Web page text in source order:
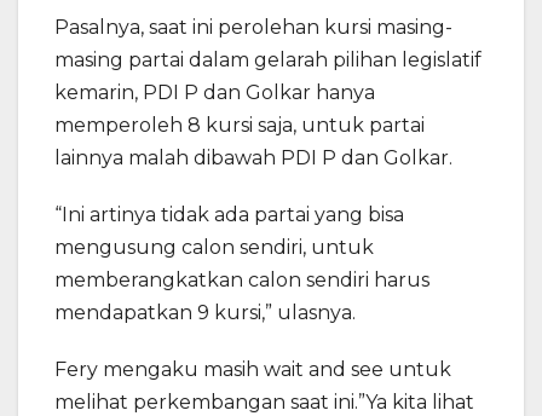
Pasalnya, saat ini perolehan kursi masing-
masing partai dalam gelarah pilihan legislatif
kemarin, PDI P dan Golkar hanya
memperoleh 8 kursi saja, untuk partai
lainnya malah dibawah PDI P dan Golkar.
“Ini artinya tidak ada partai yang bisa
mengusung calon sendiri, untuk
memberangkatkan calon sendiri harus
mendapatkan 9 kursi,” ulasnya.
Fery mengaku masih wait and see untuk
melihat perkembangan saat ini.”Ya kita lihat